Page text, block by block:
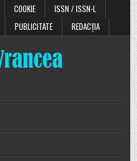
COOKIE
ISSN / ISSN-L
PUBLICITATE REDACȚIA